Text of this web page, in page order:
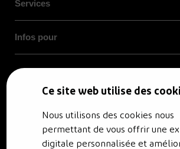
Ce site web utilise des
Nous utilisons des cookies nous
permettant de vous offrir une
digitale personnalisée et
Services
Infos pour
Politique de confidentialité